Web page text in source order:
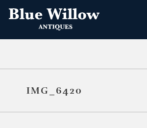
IMG_6420